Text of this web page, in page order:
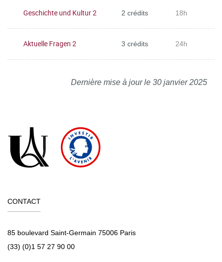
Geschichte und Kultur 2 2 crédits 18h
Aktuelle Fragen 2 3 crédits 24h
Dernière mise à jour le 30 janvier 2025
CONTACT
85 boulevard Saint-Germain 75006 Paris
(33) (0)1 57 27 90 00